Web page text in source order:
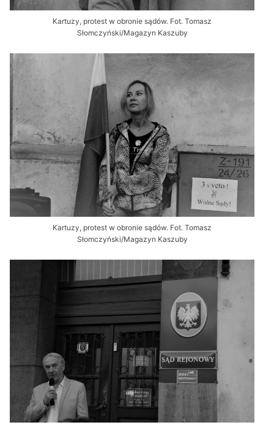
Kartuzy, protest w obronie sądów. Fot. Tomasz
Słomczyński/Magazyn Kaszuby
Kartuzy, protest w obronie sądów. Fot. Tomasz
Słomczyński/Magazyn Kaszuby